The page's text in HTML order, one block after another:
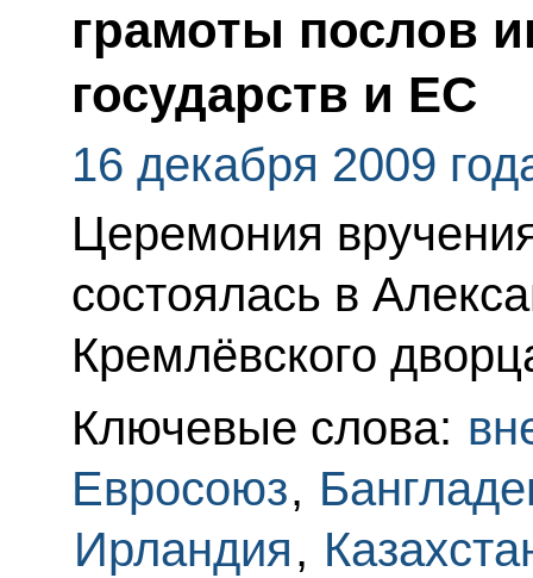
грамоты послов
государств и ЕС
16 декабря 2009
Церемония
состоялась в
Кремлёвского
Ключевые слова:
Евросоюз,
Ирландия,